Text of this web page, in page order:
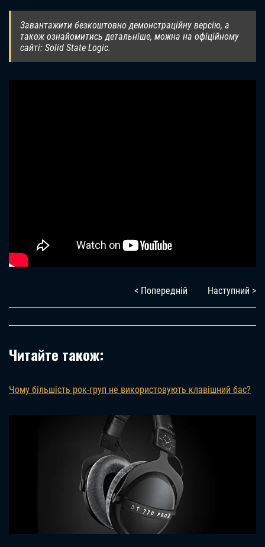
Завантажити безкоштовно демонстраційну версію, а
також ознайомитись детальніше, можна на офіційному
сайті: Solid State Logic.
< Попередній Наступний >
Читайте також:
Чому більшість рок-груп не використовують клавішний бас?